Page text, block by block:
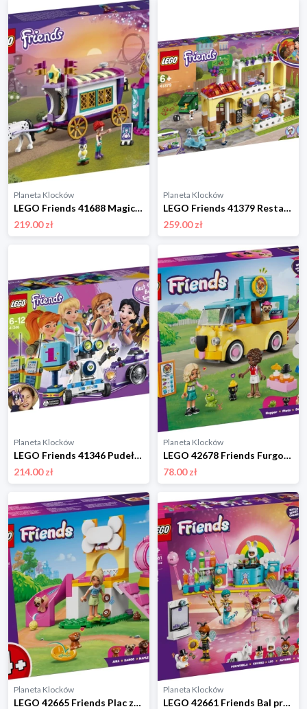
Planeta Klocków
LEGO Friends 41688 Magiczny wóz Lego
219.00 zł
Planeta Klocków
LEGO Friends 41379 Restauracja w Heartlake Lego
259.00 zł
Planeta Klocków
LEGO Friends 41346 Pudełko przyjaźni Lego
214.00 zł
Planeta Klocków
LEGO 42678 Friends Furgonetka z akcesoriami dla zwierząt Lego
78.00 zł
Planeta Klocków
LEGO 42665 Friends Plac zabaw dla szczeniaczków Lego
Planeta Klocków
LEGO 42661 Friends Bal przebierańców z jednorożcem i wróżką Lego